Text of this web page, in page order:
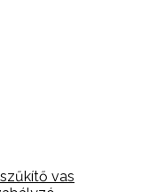
vas